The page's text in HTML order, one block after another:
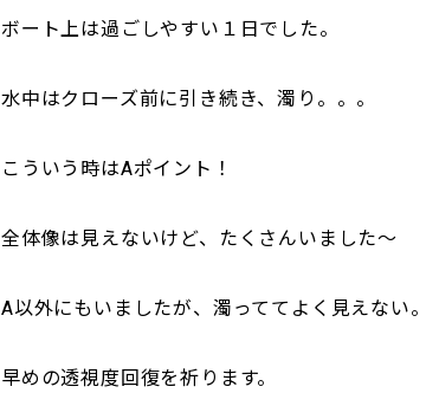
ボート上は過ごしやすい１日でした。
水中はクローズ前に引き続き、濁り。。。
こういう時はAポイント！
全体像は見えないけど、たくさんいました～
A以外にもいましたが、濁っててよく見えない。
早めの透視度回復を祈ります。